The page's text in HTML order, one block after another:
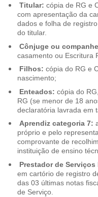
Titular: cópia de RG e
com apresentação da
dados e folha de
do titular.
Cônjuge ou
casamento ou Escritura
Filhos: cópia do RG e
nascimento;
Enteados: cópia do
RG (se menor de 18
declaratória lavrada em
Aprendiz categoria 7:
próprio e pelo
comprovante de
instituição de ensino
Prestador de
em cartório de registro
das 03 últimas notas
de Serviço.